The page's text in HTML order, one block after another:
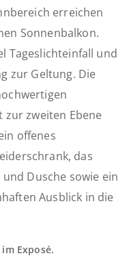
erreichen
Sonnenbalkon.
Tageslichteinfall und
zur Geltung. Die
zur zweiten Ebene
offenes
das
Dusche sowie ein
Ausblick in die
Exposé.